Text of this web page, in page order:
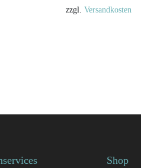
zzgl.Versandkosten
Shop